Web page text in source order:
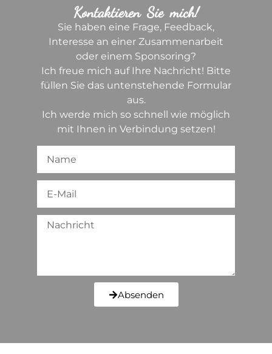
Kontaktieren Sie mich!
Sie haben eine Frage, Feedback,
Interesse an einer Zusammenarbeit
oder einem Sponsoring?
Ich freue mich auf Ihre Nachricht! Bitte
füllen Sie das untenstehende Formular
aus.
Ich werde mich so schnell wie möglich
mit Ihnen in Verbindung setzen!
Absenden